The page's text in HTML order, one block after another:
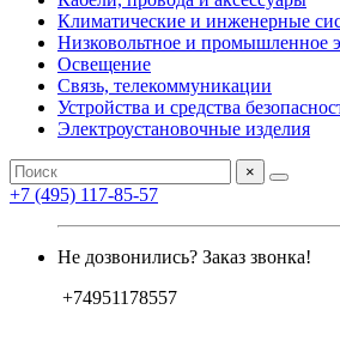
Климатические и инженерные
Низковольтное и промышленное
Освещение
Связь, телекоммуникации
Устройства и средства
Электроустановочные изделия
×
+7 (495) 117-85-57
Не дозвонились? Заказ звонка!
+74951178557